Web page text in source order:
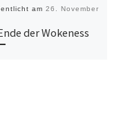
am 26. November
der Wokeness